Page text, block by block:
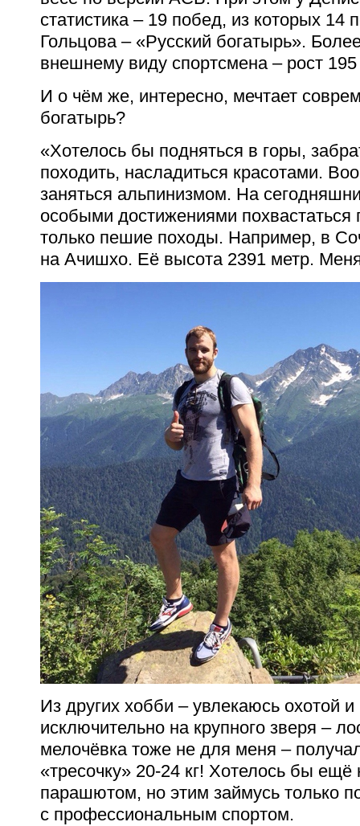
статистика – 19 побед, из которых
Гольцова – «Русский богатырь».
внешнему виду спортсмена – рост 195
И о чём же, интересно, мечтает
богатырь?
«Хотелось бы подняться в горы,
походить, насладиться красотами.
заняться альпинизмом. На
особыми достижениями похвастаться
только пешие походы. Например, в
на Ачишхо. Её высота 2391 метр.
Из других хобби – увлекаюсь охотой
исключительно на крупного зверя –
мелочёвка тоже не для меня –
«тресочку» 20-24 кг! Хотелось бы ещё
парашютом, но этим займусь только
с профессиональным спортом.